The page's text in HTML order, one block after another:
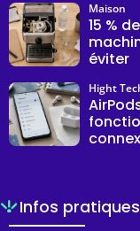
15 %
éviter
Maison
Hight
Infos pratiques